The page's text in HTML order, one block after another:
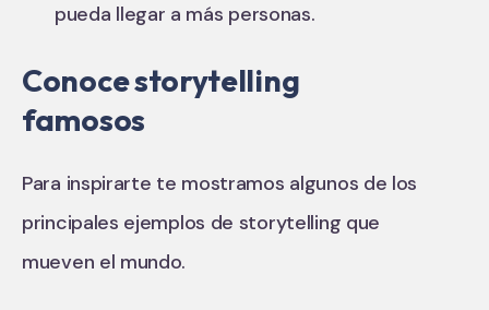
pueda llegar a más personas.
Conoce storytelling
famosos
Para inspirarte te mostramos algunos de los
principales ejemplos de storytelling que
mueven el mundo.